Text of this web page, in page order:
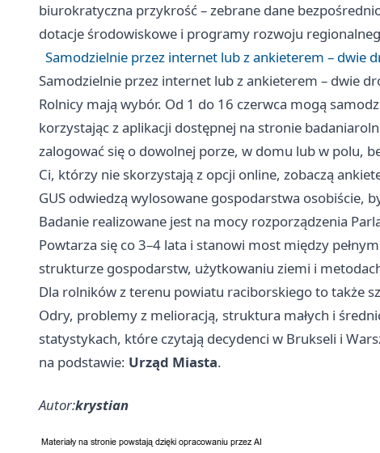
biurokratyczna przykrość – zebrane dane
dotacje środowiskowe i programy rozwoju
Samodzielnie przez internet lub z ankieterem – dwie
Samodzielnie przez internet lub z ankieterem – dwie
Rolnicy mają wybór. Od 1 do 16 czerwca mogą
korzystając z aplikacji dostępnej na stronie
zalogować się o dowolnej porze, w domu lub w polu,
Ci, którzy nie skorzystają z opcji online, zobaczą
GUS odwiedzą wylosowane gospodarstwa osobiście,
Badanie realizowane jest na mocy rozporządzenia
Powtarza się co 3–4 lata i stanowi most między
strukturze gospodarstw, użytkowaniu ziemi i
Dla rolników z terenu powiatu raciborskiego to także
Odry, problemy z melioracją, struktura małych i
statystykach, które czytają decydenci w Brukseli i
na podstawie: Urząd Miasta.
Autor:krystian